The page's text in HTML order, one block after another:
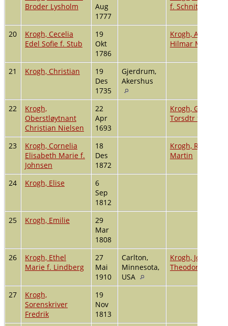
Broder Lysholm
Aug
1777
f. Schnitler
20
Krogh, Cecelia
Edel Sofie f. Stub
19
Okt
1786
Krogh, Amtmann
Hilmar Meincke
21 Krogh, Christian
19
Des
1735
Gjerdrum,
Akershus
22
Krogh,
Oberstløytnant
Christian Nielsen
22
Apr
1693
Krogh, Gurine
Torsdtr f. Sørum
23
Krogh, Cornelia
Elisabeth Marie f.
Johnsen
18
Des
1872
Krogh, Rikard
Martin
24 Krogh, Elise
6
Sep
1812
25
Krogh, Emilie
29
Mar
1808
26
Krogh, Ethel
Marie f. Lindberg
27
Mai
1910
Carlton,
Minnesota,
USA
Krogh, John
Theodor
27
Krogh,
Sorenskriver
Fredrik
19
Nov
1813